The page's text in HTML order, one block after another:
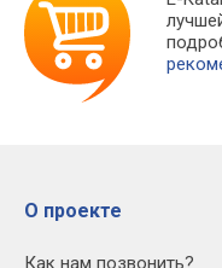
О проекте